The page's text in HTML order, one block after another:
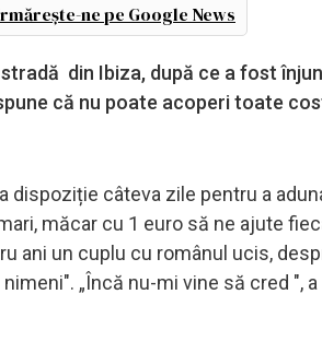
ne pe Google News
din Ibiza, după ce a fost
că nu poate acoperi toate
dispoziție câteva zile pentru a
măcar cu 1 euro să ne ajute
ani un cuplu cu românul ucis,
„Încă nu-mi vine să cred ",